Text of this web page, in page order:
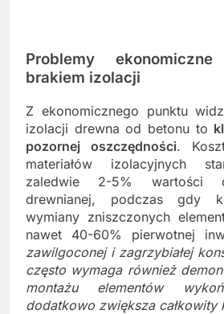
Problemy
brakiem izolacji
Z ekonomicznego punktu
izolacji drewna od betonu to
pozornej oszczędności.
materiałów izolacyjnych
zaledwie 2-5% wartości
drewnianej, podczas gdy
wymiany zniszczonych
nawet 40-60% pierwotnej
zawilgoconej i zagrzybiałej
często wymaga również
montażu elementów
dodatkowo zwiększa całkowity